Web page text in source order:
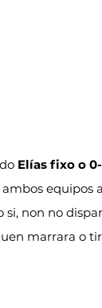
Elías fixo o
ambos equipos
si, non no
marrara o